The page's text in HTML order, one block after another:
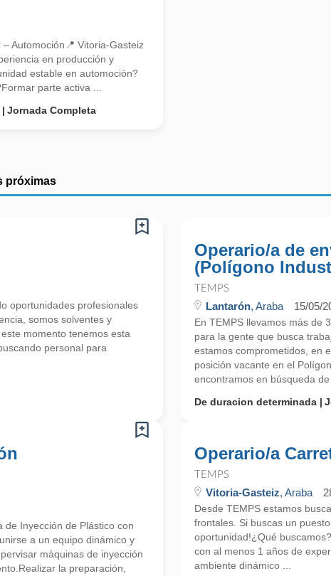
Automoción📍 Vitoria-Gasteiz
en producción y
estable en automoción?
parte activa ...
Jornada Completa
próximas
oportunidades profesionales
somos solventes y
momento tenemos esta
personal para
Operario/a de
(Polígono
TEMPS
Lantarón, Araba 15/05/
En TEMPS llevamos más de
para la gente que busca
estamos comprometidos, en
posición vacante en el
encontramos en búsqueda de
De duracion determinada
de Inyección de Plástico con
a un equipo dinámico y
máquinas de inyección
la preparación,
Operario/a
TEMPS
Vitoria-Gasteiz, Araba
Desde TEMPS estamos
frontales. Si buscas un
oportunidad!¿Qué
con al menos 1 años de
ambiente dinámico ...